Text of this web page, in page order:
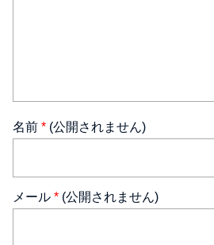
名前 * (公開されません)
メール * (公開されません)